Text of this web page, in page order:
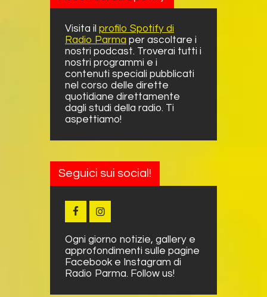
Visita il profilo Spotify di
Radio Parma per ascoltare i
nostri podcast. Troverai tutti i
nostri programmi e i
contenuti speciali pubblicati
nel corso delle dirette
quotidiane direttamente
dagli studi della radio. Ti
aspettiamo!
Seguici sui social!
Ogni giorno notizie, gallery e
approfondimenti sulle pagine
Facebook e Instagram di
Radio Parma. Follow us!